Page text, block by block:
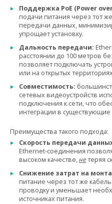
Поддержка PoE (Power
подачи питания через тот
передачи данных,
упрощает установку.
Дальность передачи:
расстоянии до 100 метров
позволяет подключать
или на открытых
Совместимость:
сетевых видеоустройств
подключения к сети, что
интеграции в существующие
Преимущества такого подхода:
Скорость передачи
Ethernet-соединения
высоком качестве,нетеряя
Снижение затрат на
питание через тот же
проводку и уменьшает
источниках питания.